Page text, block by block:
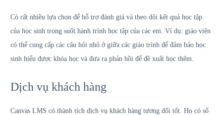
Có rất nhiều lựa chọn để hỗ trợ đánh giá và theo dõi kết quả học tập
của học sinh trong suốt hành trình học tập của các em. Ví dụ: giáo viên
có thể cung cấp các câu hỏi nhỏ ở giữa các giáo trình để đảm bảo học
sinh hiểu được khóa học và đưa ra phản hồi để đề xuất học thêm.
Dịch vụ khách hàng
Canvas LMS có thành tích dịch vụ khách hàng tương đối tốt. Họ có số